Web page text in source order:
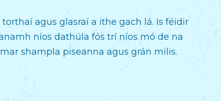
agus glasraí a ithe gach lá. Is féidir
níos dathúla fós trí níos mó de na
shampla piseanna agus grán milis.